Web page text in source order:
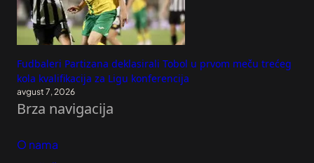
Fudbaleri Partizana deklasirali Tobol u prvom meču trećeg
kola kvalifikacija za Ligu konferencija
avgust 7, 2026
Brza navigacija
O nama